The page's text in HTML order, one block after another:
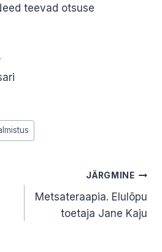
teevad otsuse
JÄRGMINE
Metsateraapia. Elulõpu
toetaja Jane Kaju